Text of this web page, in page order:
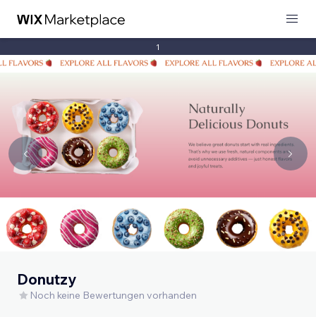
1
Donutzy
Noch keine Bewertungen vorhanden